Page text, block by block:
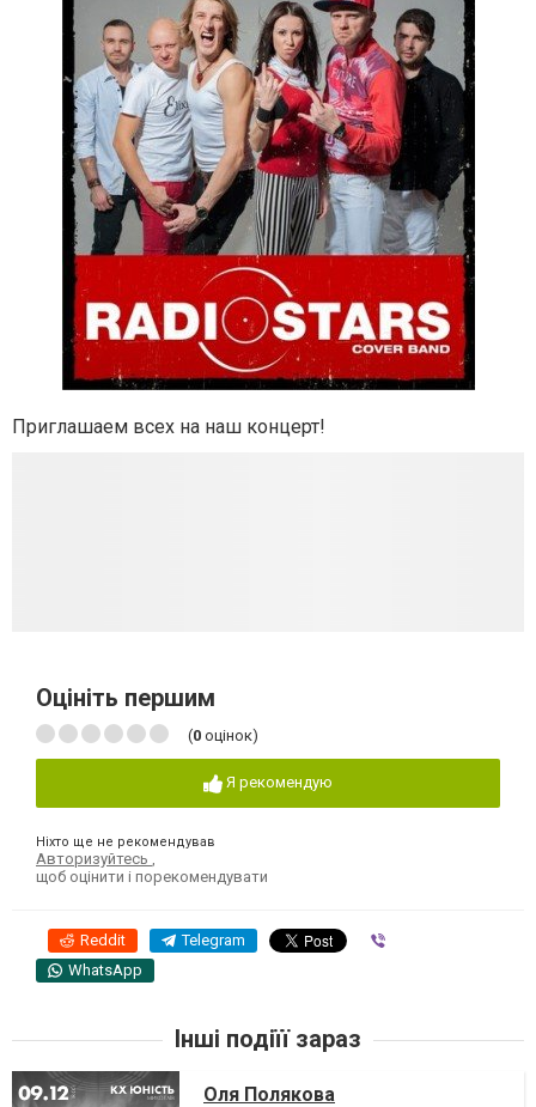
Приглашаем всех на наш концерт!
Оцініть першим
(0 оцінок)
Я рекомендую
Ніхто ще не рекомендував
Авторизуйтесь
щоб оцінити і порекомендувати
Reddit Telegram
WhatsApp
Інші подіїї зараз
Оля Полякова